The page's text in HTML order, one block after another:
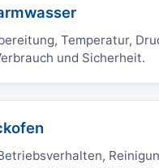
Temperatur,
und Sicherheit.